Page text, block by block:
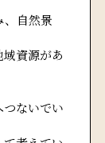
、自然景
資源があ
つないでい